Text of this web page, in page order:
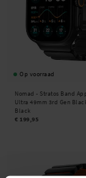
Op voorraad
Nomad - Stratos Band
Ultra 49mm 3rd Gen
Black
€ 199,95